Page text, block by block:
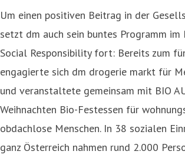
Um einen positiven Beitrag in der
setzt dm auch sein buntes Programm im
Social Responsibility fort: Bereits zum
engagierte sich dm drogerie markt für
und veranstaltete gemeinsam mit BIO
Weihnachten Bio-Festessen für
obdachlose Menschen. In 38 sozialen
ganz Österreich nahmen rund 2.000